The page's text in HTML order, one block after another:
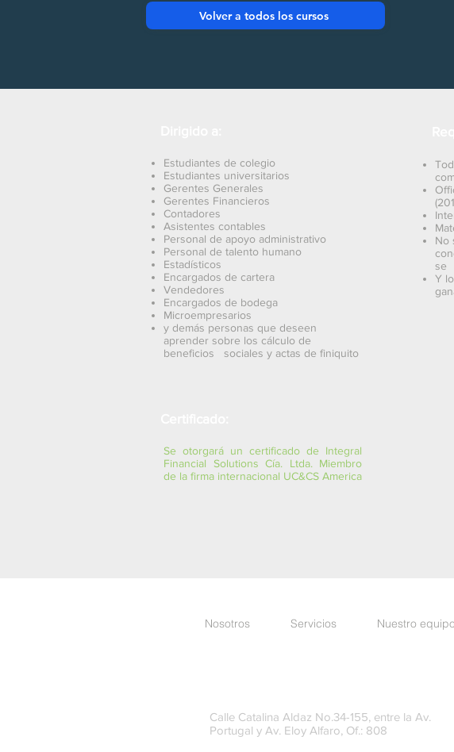
Volver a todos los cursos
Estudiantes de colegio
Estudiantes universitarios
Gerentes Generales
Gerentes Financieros
Contadores
Asistentes contables
Personal de apoyo administrativo
Personal de talento humano
Estadísticos
Encargados de cartera
Vendedores
Encargados de bodega
Microempresarios
y demás personas que deseen
aprender sobre los cálculo de
beneficios sociales y actas de finiquito
Se otorgará un certificado de Integral
Financial Solutions Cía. Ltda. Miembro
de la firma internacional UC&CS America
No
se
Y
Nosotros Servicios Nuestro equipo
Calle Catalina Aldaz No.34-155, entre la Av.
Portugal y Av. Eloy Alfaro, Of.: 808